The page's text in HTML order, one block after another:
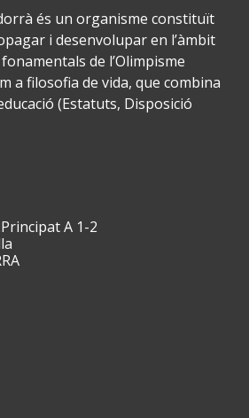
és un organisme constituït
i desenvolupar en l’àmbit
de l’Olimpisme
a filosofia de vida, que combina
(Estatuts, Disposició
A 1-2